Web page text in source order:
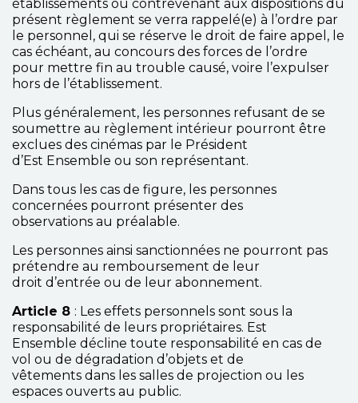
établissements ou contrevenant aux dispositions du
présent règlement se verra rappelé(e) à l’ordre par
le personnel, qui se réserve le droit de faire appel, le
cas échéant, au concours des forces de l’ordre
pour mettre fin au trouble causé, voire l’expulser
hors de l’établissement.
Plus généralement, les personnes refusant de se
soumettre au règlement intérieur pourront être
exclues des cinémas par le Président
d’Est Ensemble ou son représentant.
Dans tous les cas de figure, les personnes
concernées pourront présenter des
observations au préalable.
Les personnes ainsi sanctionnées ne pourront pas
prétendre au remboursement de leur
droit d’entrée ou de leur abonnement.
Article 8 : Les effets personnels sont sous la
responsabilité de leurs propriétaires. Est
Ensemble décline toute responsabilité en cas de
vol ou de dégradation d’objets et de
vêtements dans les salles de projection ou les
espaces ouverts au public.